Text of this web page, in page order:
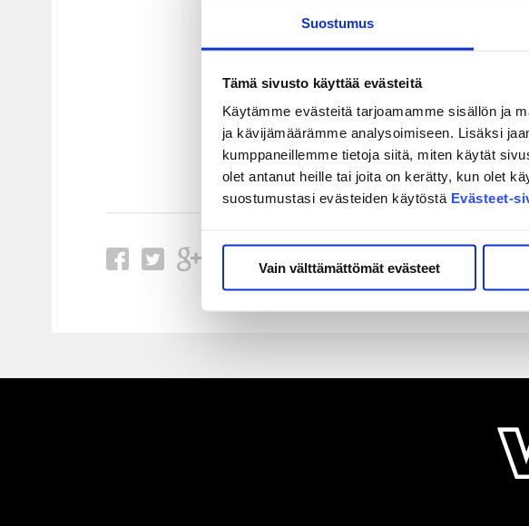
Suostumus
Tämä sivusto käyttää evästeitä
Käytämme evästeitä tarjoamamme sisällön ja
ja kävijämäärämme analysoimiseen. Lisäksi
kumppaneillemme tietoja siitä, miten käytät
olet antanut heille tai joita on kerätty, kun olet
suostumustasi evästeiden käytöstä Evästeet-
Vain välttämättömät evästeet